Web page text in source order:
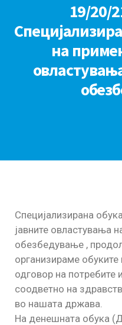
19/20/
на
Специјализирана
јавните овластувања
обезбедување ,
организираме обуките
одговор на потребите
соодветно на
во нашата држава.
На денешната обука